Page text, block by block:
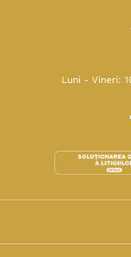
Luni - Vineri: